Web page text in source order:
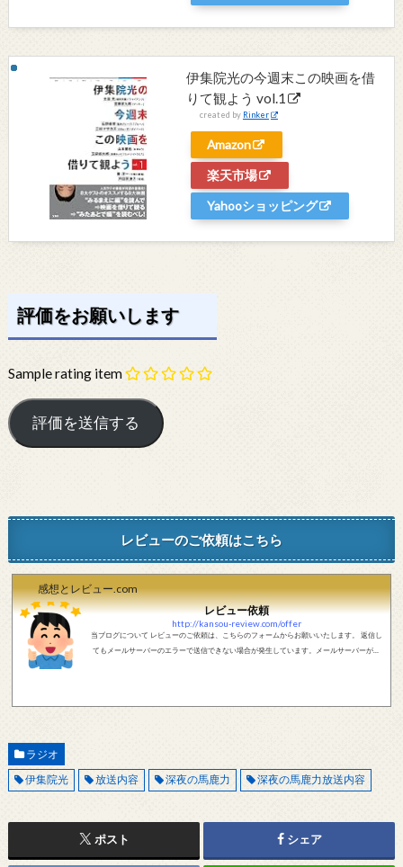
伊集院光の今週末この映画を借
りて観よう vol.1
created by Rinker
Amazon
楽天市場
Yahooショッピング
評価をお願いします
Sample rating item
レビューのご依頼はこちら
感想とレビュー.com
レビュー依頼
http://kansou-review.com/offer
当ブログについて レビューのご依頼は、こちらのフォームからお願いいたします。 返信し
てもメールサーバーのエラーで送信できない場合が発生しています。メールサーバーが正
ラジオ
伊集院光
放送内容 深夜の馬鹿力 深夜の馬鹿力放送内容
ポスト シェア